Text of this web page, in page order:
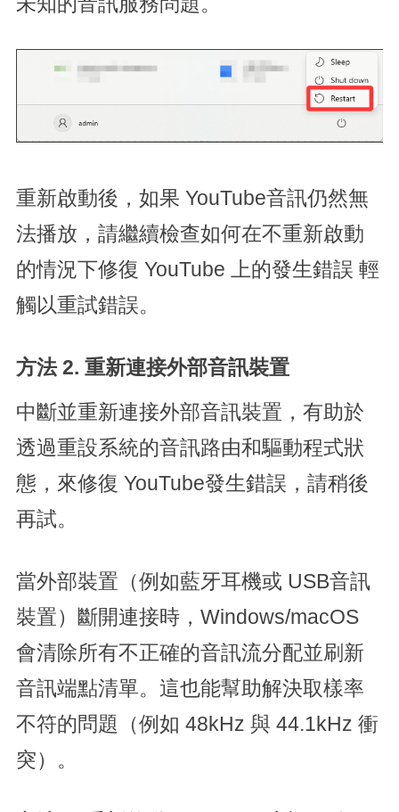
重新啟動後，如果 YouTube音訊仍然無
法播放，請繼續檢查如何在不重新啟動
的情況下修復 YouTube 上的發生錯誤 輕
觸以重試錯誤。
方法 2. 重新連接外部音訊裝置
中斷並重新連接外部音訊裝置，有助於
透過重設系統的音訊路由和驅動程式狀
態，來修復 YouTube發生錯誤，請稍後
再試。
當外部裝置（例如藍牙耳機或 USB音訊
裝置）斷開連接時，Windows/macOS
會清除所有不正確的音訊流分配並刷新
音訊端點清單。這也能幫助解決取樣率
不符的問題（例如 48kHz 與 44.1kHz 衝
突）。